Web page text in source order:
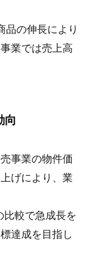
品の伸長により
業では売上高
向
事業の物件価
げにより、業
比較で急成長を
達成を目指し